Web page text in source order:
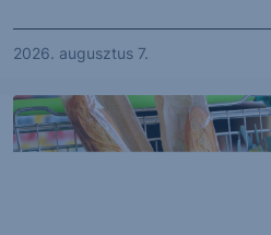
2026. augusztus 7.